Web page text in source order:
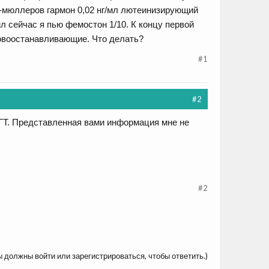
мюллеров гармон 0,02 нг/мл лютеинизирующий
я пью фемостон 1/10. К концу первой
Что делать?
#1
#2
Представленная вами информация мне не
#2
должны войти или зарегистрироваться, чтобы ответить.)